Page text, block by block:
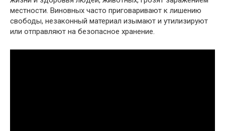
местности. Виновных часто приговаривают к лишению
свободы, незаконный материал изымают и утилизируют
или отправляют на безопасное хранение.